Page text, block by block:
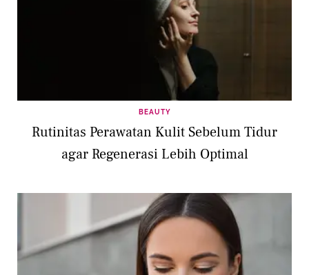
BEAUTY
Rutinitas Perawatan Kulit Sebelum Tidur
agar Regenerasi Lebih Optimal